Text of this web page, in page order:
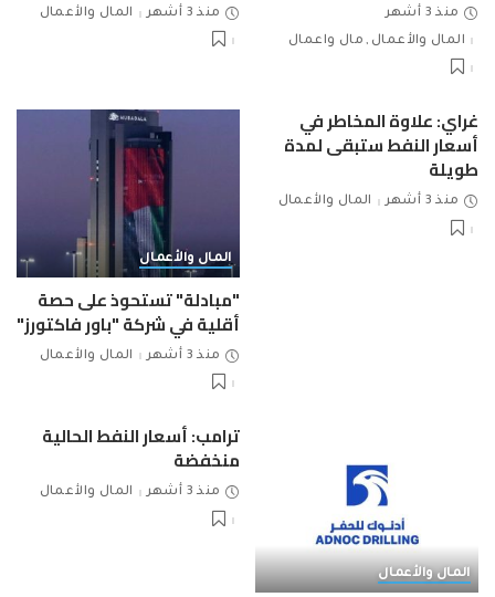
منذ 3 أشهر
المال والأعمال
مال واعمال
منذ 3 أشهر المال والأعمال
غراي: علاوة المخاطر في
أسعار النفط ستبقى لمدة
طويلة
منذ 3 أشهر المال والأعمال
المال والأعمال
"مبادلة" تستحوذ على حصة
أقلية في شركة "باور فاكتورز"
منذ 3 أشهر المال والأعمال
المال والأعمال
ترامب: أسعار النفط الحالية
منخفضة
منذ 3 أشهر المال والأعمال